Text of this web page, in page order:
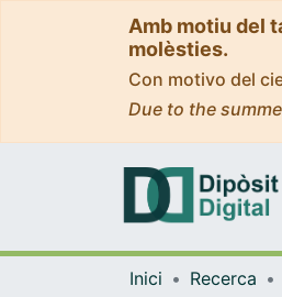
Amb motiu del
molèsties.
Con motivo del
Due to the
Inici Recerca